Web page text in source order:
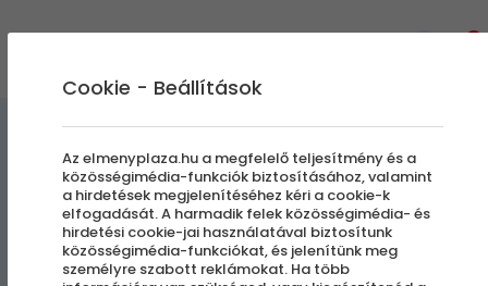
Vár Camping
Természetközeli pihenés
Cookie - Beállítások
Az elmenyplaza.hu a megfelelő teljesítmény és a
közösségimédia-funkciók biztosításához, valamint
a hirdetések megjelenítéséhez kéri a cookie-k
elfogadását. A harmadik felek közösségimédia- és
hirdetési cookie-jai használatával biztosítunk
közösségimédia-funkciókat, és jelenítünk meg
személyre szabott reklámokat. Ha több